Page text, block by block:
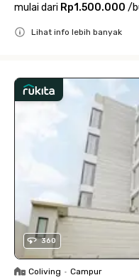
mulai dari Rp1.500.000 /
Lihat info lebih banyak
360
Coliving • Campur